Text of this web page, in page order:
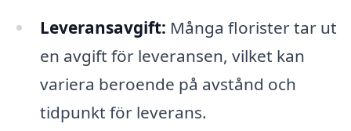
Leveransavgift: Många florister tar ut
en avgift för leveransen, vilket kan
variera beroende på avstånd och
tidpunkt för leverans.